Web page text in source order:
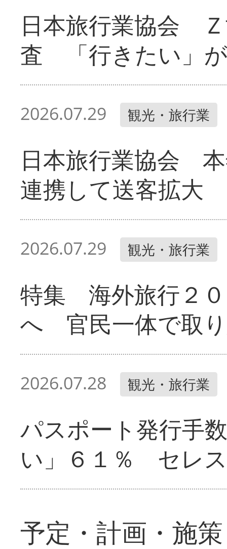
日本旅行業協会
査 「行きたい」
2026.07.29 観光・旅行業
日本旅行業協会
連携して送客拡大
2026.07.29 観光・旅行業
特集 海外旅行２
へ 官民一体で取
2026.07.28 観光・旅行業
パスポート発行手
い」６１％ セレ
予定・計画・施策